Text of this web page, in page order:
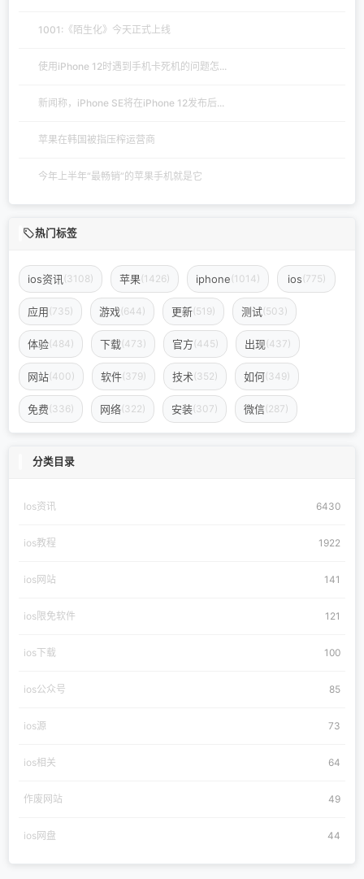
1001:《陌生化》今天正式上线
使用iPhone 12时遇到手机卡死机的问题怎...
新闻称，iPhone SE将在iPhone 12发布后...
苹果在韩国被指压榨运营商
今年上半年“最畅销”的苹果手机就是它
热门标签
ios资讯 (3108) 苹果(1426) iphone(1014) ios(775)
应用(735) 游戏(644) 更新(519) 测试(503)
体验(484) 下载(473) 官方(445) 出现(437)
网站(400) 软件(379) 技术(352) 如何(349)
免费(336) 网络(322) 安装(307) 微信(287)
分类目录
Ios资讯 6430
ios教程 1922
ios网站 141
ios限免软件 121
ios下载 100
ios公众号 85
ios源 73
ios相关 64
作废网站 49
ios网盘 44